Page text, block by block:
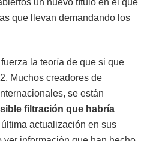
que llevan demandando los
la teoría de que si que
Muchos creadores de
se están
filtración que habría
actualización en sus